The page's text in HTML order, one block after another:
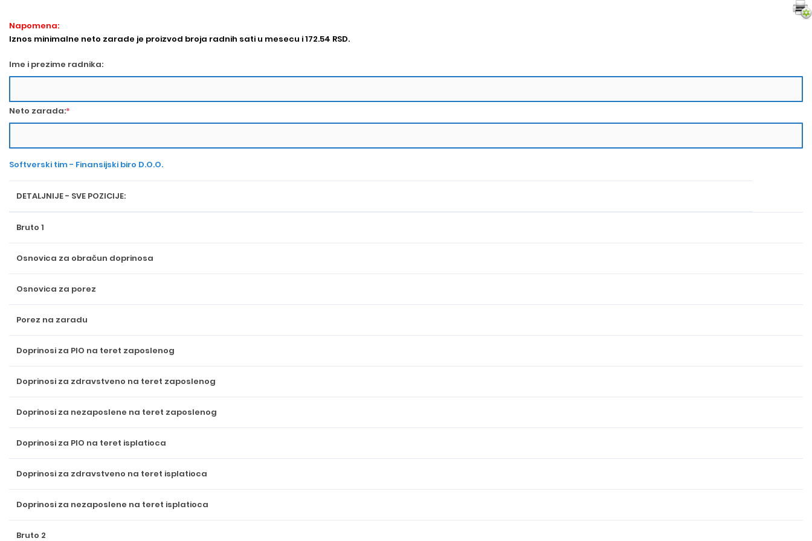
Napomena:
Iznos minimalne neto zarade je proizvod broja radnih sati u mesecu i 172.54 RSD.
Ime i prezime radnika:
Neto zarada:*
Softverski tim - Finansijski biro D.O.O.
DETALJNIJE - SVE POZICIJE:
Bruto 1
Osnovica za obračun doprinosa
Osnovica za porez
Porez na zaradu
Doprinosi za PIO na teret zaposlenog
Doprinosi za zdravstveno na teret zaposlenog
Doprinosi za nezaposlene na teret zaposlenog
Doprinosi za PIO na teret isplatioca
Doprinosi za zdravstveno na teret isplatioca
Doprinosi za nezaposlene na teret isplatioca
Bruto 2